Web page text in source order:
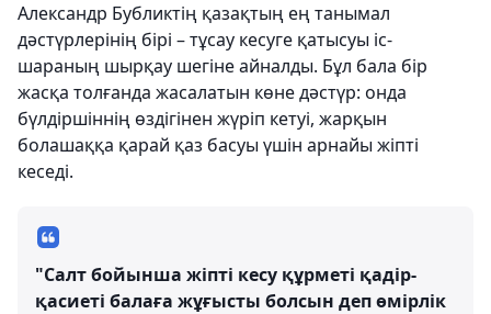
Александр Бубликтің қазақтың ең танымал
дәстүрлерінің бірі – тұсау кесуге қатысуы іс-
шараның шырқау шегіне айналды. Бұл бала бір
жасқа толғанда жасалатын көне дәстүр: онда
бүлдіршіннің өздігінен жүріп кетуі, жарқын
болашаққа қарай қаз басуы үшін арнайы жіпті
кеседі.
"Салт бойынша жіпті кесу құрметі қадір-
қасиеті балаға жұғысты болсын деп өмірлік